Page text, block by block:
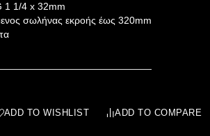
1 1/4 x 32mm
σωλήνας εκροής έως 320mm
ADD TO WISHLIST ADD TO COMPARE